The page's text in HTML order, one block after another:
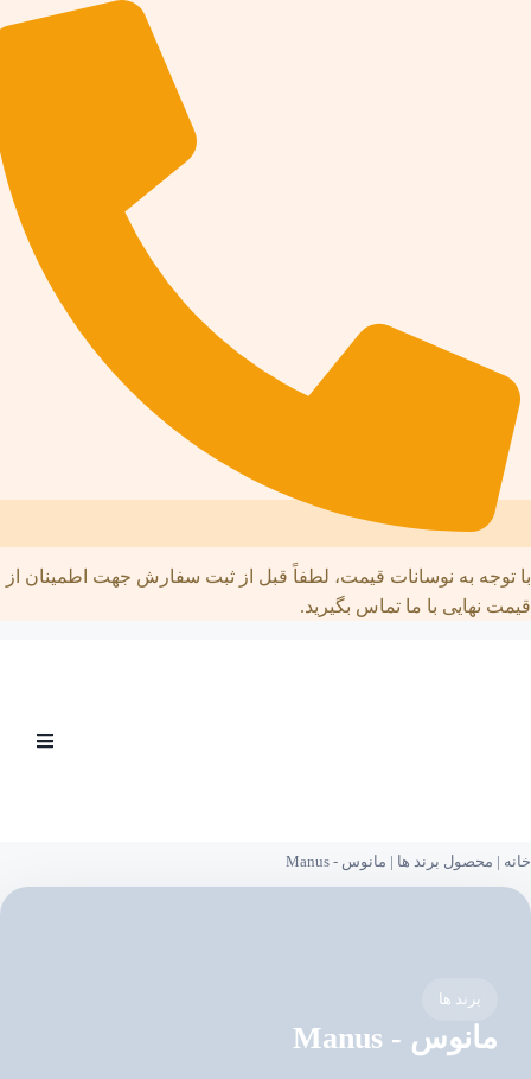
به نوسانات قیمت، لطفاً قبل از ثبت سفارش جهت اطمینان از
نهایی با ما تماس بگیرید.
Open
|محصول برند ها|مانوس - Manus
برند ها
مانوس - Manus